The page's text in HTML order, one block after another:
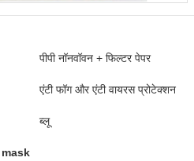
पीपी नॉनवॉवन + फिल्टर पेपर
एंटी फॉग और एंटी वायरस प्रोटेक्शन
ब्लू